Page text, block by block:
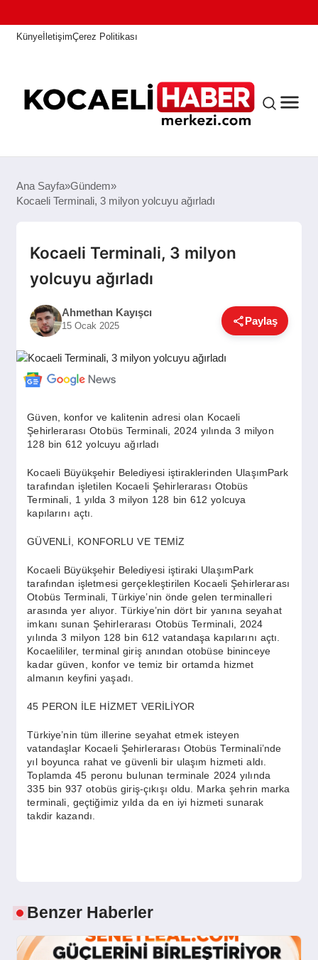
KünyeİletişimÇerez Politikası
ANASAYFA
ASAYIŞ
GÜNDEM
SIYASET
EĞITIM
EKONOMI
DÜNYA
SAĞLIK
SPOR
Ana Sayfa Gündem
Kocaeli Terminali, 3 milyon yolcuyu ağırladı
Kocaeli Terminali, 3 milyon
yolcuyu ağırladı
Ahmethan Kayışcı
15 Ocak 2025 Paylaş
Güven, konfor ve kalitenin adresi olan Kocaeli
Şehirlerarası Otobüs Terminali, 2024 yılında 3 milyon
128 bin 612 yolcuyu ağırladı
Kocaeli Büyükşehir Belediyesi iştiraklerinden UlaşımPark
tarafından işletilen Kocaeli Şehirlerarası Otobüs
Terminali, 1 yılda 3 milyon 128 bin 612 yolcuya
kapılarını açtı.
GÜVENLİ, KONFORLU VE TEMİZ
Kocaeli Büyükşehir Belediyesi iştiraki UlaşımPark
tarafından işletmesi gerçekleştirilen Kocaeli Şehirlerarası
Otobüs Terminali, Türkiye’nin önde gelen terminalleri
arasında yer alıyor. Türkiye’nin dört bir yanına seyahat
imkanı sunan Şehirlerarası Otobüs Terminali, 2024
yılında 3 milyon 128 bin 612 vatandaşa kapılarını açtı.
Kocaelililer, terminal giriş anından otobüse bininceye
kadar güven, konfor ve temiz bir ortamda hizmet
almanın keyfini yaşadı.
45 PERON İLE HİZMET VERİLİYOR
Türkiye’nin tüm illerine seyahat etmek isteyen
vatandaşlar Kocaeli Şehirlerarası Otobüs Terminali’nde
yıl boyunca rahat ve güvenli bir ulaşım hizmeti aldı.
Toplamda 45 peronu bulunan terminale 2024 yılında
335 bin 937 otobüs giriş-çıkışı oldu. Marka şehrin marka
terminali, geçtiğimiz yılda da en iyi hizmeti sunarak
takdir kazandı.
Benzer Haberler